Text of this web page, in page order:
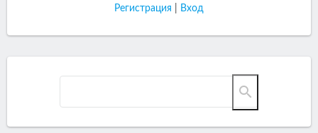
Регистрация
Вход